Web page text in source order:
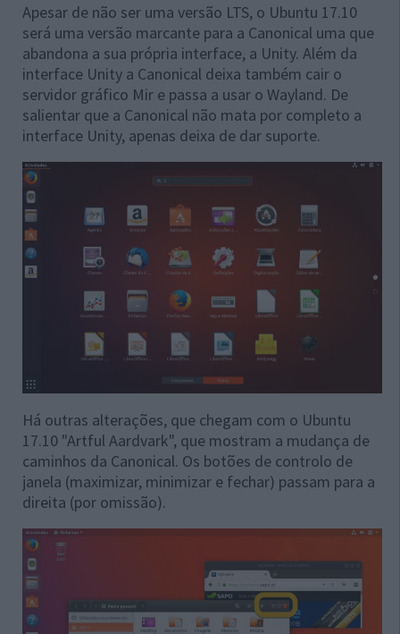
Apesar de não ser uma versão LTS, o Ubuntu 17.10
será uma versão marcante para a Canonical uma que
abandona a sua própria interface, a Unity. Além da
interface Unity a Canonical deixa também cair o
servidor gráfico Mir e passa a usar o Wayland. De
salientar que a Canonical não mata por completo a
interface Unity, apenas deixa de dar suporte.
Há outras alterações, que chegam com o Ubuntu
17.10 "Artful Aardvark", que mostram a mudança de
caminhos da Canonical. Os botões de controlo de
janela (maximizar, minimizar e fechar) passam para a
direita (por omissão).